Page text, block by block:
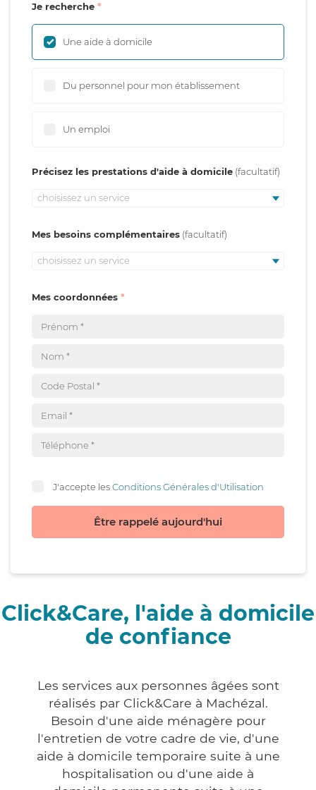
Je recherche
Une aide à domicile
Du personnel pour mon établissement
Un emploi
Précisez les prestations d'aide à domicile
choisissez un service
Mes besoins complémentaires
choisissez un service
Mes coordonnées
J'accepte lesConditions Générales d'Utilisation
Être rappelé aujourd'hui
Click&Care, l'aide à domicile
de confiance
Les services aux personnes âgées sont
réalisés par Click&Care à Machézal.
Besoin d'une aide ménagère pour
l'entretien de votre cadre de vie, d'une
aide à domicile temporaire suite à une
hospitalisation ou d'une aide à